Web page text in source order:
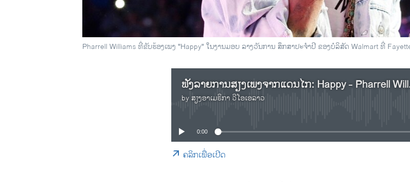
Pharrell Williams ທີ່ຂັບຮ້ອງເພງ "Happy" ໃນງານມອບ ລາງວັນການ ສຶກສາປະຈຳປີ ຂອງບໍລິສັດ Walmart ທີ່
ຟັງລາ
by ສຽງອາເມຣິກາ ວີໂອເອລາວ
0:00
ຄລິກເພື່ອເປີດ